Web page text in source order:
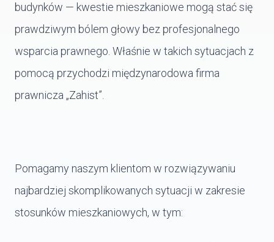
budynków — kwestie mieszkaniowe mogą stać się
prawdziwym bólem głowy bez profesjonalnego
wsparcia prawnego. Właśnie w takich sytuacjach z
pomocą przychodzi międzynarodowa firma
prawnicza „Zahist”.
Pomagamy naszym klientom w rozwiązywaniu
najbardziej skomplikowanych sytuacji w zakresie
stosunków mieszkaniowych, w tym: